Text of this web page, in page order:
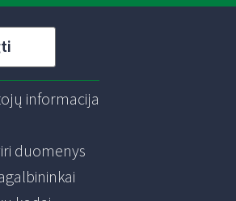
informacija
duomenys